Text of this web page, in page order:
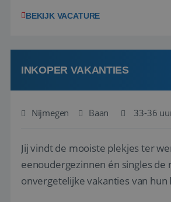
adviezen, rapportages en
producten ontwikkel je door
uit ons datawa...
BEKIJK VACATURE
INKOPER VAKANTIES
Nijmegen Baan 33-36
Jij vindt de mooiste plekjes ter
eenoudergezinnen én singles de
onvergetelijke vakanties van hun